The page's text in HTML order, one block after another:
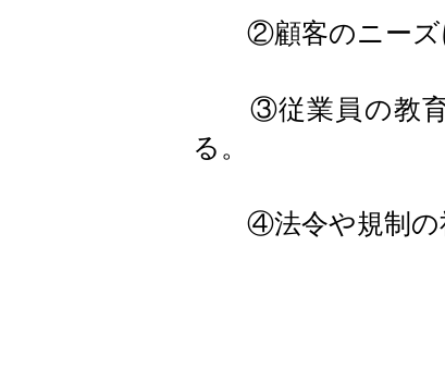
②顧客のニーズに
③従業員の教育
る。
④法令や規制の社